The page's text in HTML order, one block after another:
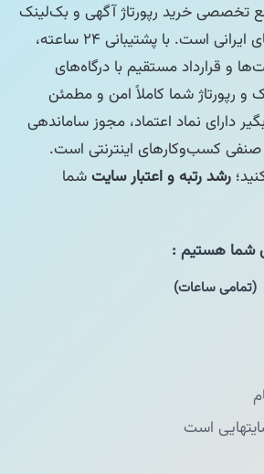
تخصصی خرید رپورتاژ آگهی و بک‌لینک
از معتبرترین سایت‌های ایرانی است. با پشتیبانی ۲۴ ساعته،
و قرارداد مستقیم با درگاه‌های
و رپورتاژ شما کاملاً امن و مطمئن
دارای نماد اعتماد، مجوز ساماندهی
کسب‌وکارهای اینترنتی است.
رشد رتبه و اعتبار سایتشما
(تمامی ساعات)
است